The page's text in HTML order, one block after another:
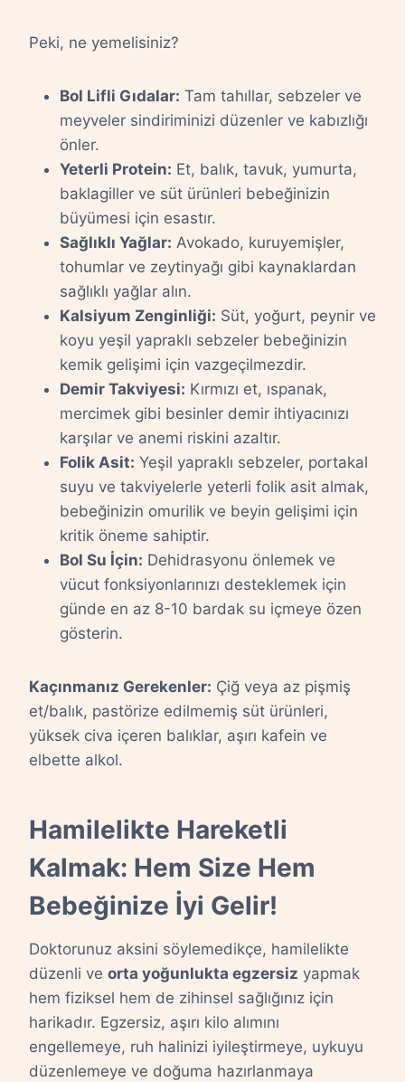
Peki, ne yemelisiniz?
Bol Lifli Gıdalar: Tam tahıllar, sebzeler ve
meyveler sindiriminizi düzenler ve kabızlığı
önler.
Yeterli Protein: Et, balık, tavuk, yumurta,
baklagiller ve süt ürünleri bebeğinizin
büyümesi için esastır.
Sağlıklı Yağlar: Avokado, kuruyemişler,
tohumlar ve zeytinyağı gibi kaynaklardan
sağlıklı yağlar alın.
Kalsiyum Zenginliği: Süt, yoğurt, peynir ve
koyu yeşil yapraklı sebzeler bebeğinizin
kemik gelişimi için vazgeçilmezdir.
Demir Takviyesi: Kırmızı et, ıspanak,
mercimek gibi besinler demir ihtiyacınızı
karşılar ve anemi riskini azaltır.
Folik Asit: Yeşil yapraklı sebzeler, portakal
suyu ve takviyelerle yeterli folik asit almak,
bebeğinizin omurilik ve beyin gelişimi için
kritik öneme sahiptir.
Bol Su İçin: Dehidrasyonu önlemek ve
vücut fonksiyonlarınızı desteklemek için
günde en az 8-10 bardak su içmeye özen
gösterin.
Kaçınmanız Gerekenler: Çiğ veya az pişmiş
et/balık, pastörize edilmemiş süt ürünleri,
yüksek civa içeren balıklar, aşırı kafein ve
elbette alkol.
Hamilelikte Hareketli
Kalmak: Hem Size Hem
Bebeğinize İyi Gelir!
Doktorunuz aksini söylemedikçe, hamilelikte
düzenli ve orta yoğunlukta egzersiz yapmak
hem fiziksel hem de zihinsel sağlığınız için
harikadır. Egzersiz, aşırı kilo alımını
engellemeye, ruh halinizi iyileştirmeye, uykuyu
düzenlemeye ve doğuma hazırlanmaya